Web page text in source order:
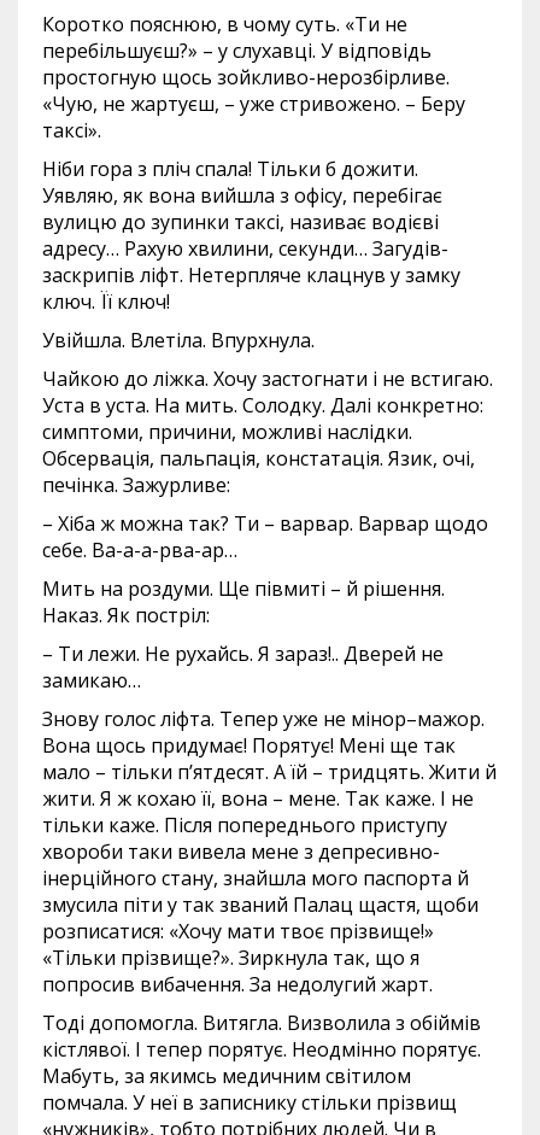
Коротко пояснюю, в чому суть. «Ти не
перебільшуєш?» – у слухавці. У відповідь
простогную щось зойкливо-нерозбірливе.
«Чую, не жартуєш, – уже стривожено. – Беру
таксі».
Ніби гора з пліч спала! Тільки б дожити.
Уявляю, як вона вийшла з офісу, перебігає
вулицю до зупинки таксі, називає водієві
адресу… Рахую хвилини, секунди… Загудів-
заскрипів ліфт. Нетерпляче клацнув у замку
ключ. Її ключ!
Увійшла. Влетіла. Впурхнула.
Чайкою до ліжка. Хочу застогнати і не встигаю.
Уста в уста. На мить. Солодку. Далі конкретно:
симптоми, причини, можливі наслідки.
Обсервація, пальпація, констатація. Язик, очі,
печінка. Зажурливе:
– Хіба ж можна так? Ти – варвар. Варвар щодо
себе. Ва-а-а-рва-ар…
Мить на роздуми. Ще півмиті – й рішення.
Наказ. Як постріл:
– Ти лежи. Не рухайсь. Я зараз!.. Дверей не
замикаю…
Знову голос ліфта. Тепер уже не мінор–мажор.
Вона щось придумає! Порятує! Мені ще так
мало – тільки п’ятдесят. А їй – тридцять. Жити й
жити. Я ж кохаю її, вона – мене. Так каже. І не
тільки каже. Після попереднього приступу
хвороби таки вивела мене з депресивно-
інерційного стану, знайшла мого паспорта й
змусила піти у так званий Палац щастя, щоби
розписатися: «Хочу мати твоє прізвище!»
«Тільки прізвище?». Зиркнула так, що я
попросив вибачення. За недолугий жарт.
Тоді допомогла. Витягла. Визволила з обіймів
кістлявої. І тепер порятує. Неодмінно порятує.
Мабуть, за якимсь медичним світилом
помчала. У неї в записнику стільки прізвищ
«нужників», тобто потрібних людей. Чи в